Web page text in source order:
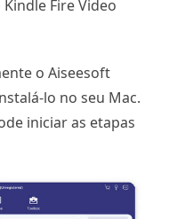
Fire Video
o Aiseesoft
lo no seu Mac.
iniciar as etapas